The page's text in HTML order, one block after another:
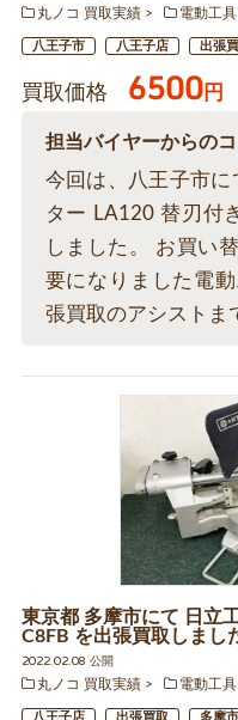
丸ノコ 買取実績
電動工
八王子市 八王子店 出張
買取価格 6500円
担当バイヤーからの
今回は、八王子市に
ター LA120 替刃付
しました。 お買い
要になりました電
張買取のアシストま
東京都 多摩市にて 日立
C8FB を出張買取しまし
2022.02.08 公開
丸ノコ 買取実績
電動工
八王子店 出張買取 多摩市